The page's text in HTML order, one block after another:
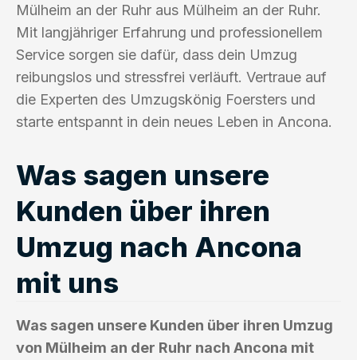
Mülheim an der Ruhr aus Mülheim an der Ruhr.
Mit langjähriger Erfahrung und professionellem
Service sorgen sie dafür, dass dein Umzug
reibungslos und stressfrei verläuft. Vertraue auf
die Experten des Umzugskönig Foersters und
starte entspannt in dein neues Leben in Ancona.
Was sagen unsere
Kunden über ihren
Umzug nach Ancona
mit uns
Was sagen unsere Kunden über ihren Umzug
von Mülheim an der Ruhr nach Ancona mit